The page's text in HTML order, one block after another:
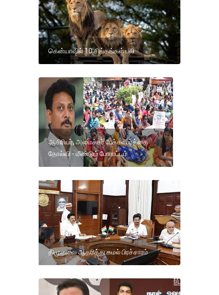
கென்யாவில் 10 சிங்கங்கள் பலி
ஆசிரியர், அமைச்சர் பேச்சுவார்த்தை
தோல்வி - மீண்டும் போராட்டம்
திமுகவை ஆதரித்து கமல் பிரச்சாரம்